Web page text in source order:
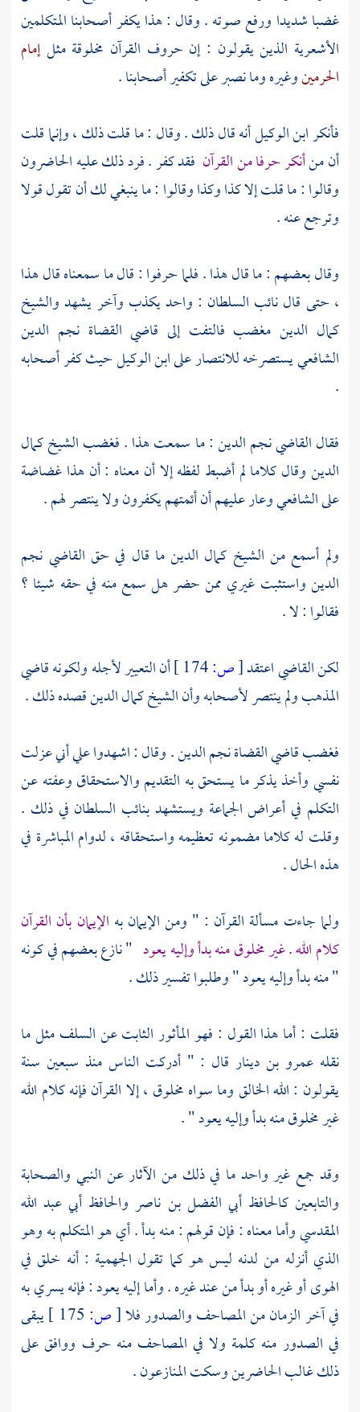
غضبا شديدا ورفع صوته . وقال : هذا يكفر أصحابنا المتكلمين
الأشعرية الذين يقولون : إن حروف القرآن مخلوقة مثلإمام
الحرمينوغيره وما نصبر على تكفير أصحابنا .
فأنكرابن الوكيلأنه قال ذلك . وقال : ما قلت ذلك ، وإنما قلت
أن منأنكر حرفا من القرآن فقد كفر . فرد ذلك عليه الحاضرون
وقالوا : ما قلت إلا كذا وكذا وقالوا : ما ينبغي لك أن تقول قولا
وترجع عنه .
وقال بعضهم : ما قال هذا . فلما حرفوا : قال ما سمعناه قال هذا
، حتى قال نائب السلطان : واحد يكذب وآخر يشهد والشيخ
كمال الدين مغضب فالتفت إلى قاضي القضاةنجم الدين
الشافعييستصرخه للانتصار علىابن الوكيلحيث كفر أصحابه
.
فقالالقاضي نجم الدين: ما سمعت هذا . فغضب الشيخكمال
الدينوقال كلاما لم أضبط لفظه إلا أن معناه : أن هذا غضاضة
علىالشافعيوعار عليهم أن أئمتهم يكفرون ولا ينتصر لهم .
ولم أسمع من الشيخ كمال الدينما قال في حق القاضي نجم
الدينواستثبت غيري ممن حضر هل سمع منه في حقه شيئا ؟
فقالوا : لا .
لكن القاضي اعتقد[ص:
أن التعيير لأجله ولكونه قاضي
المذهب ولم ينتصر لأصحابه وأن الشيخكمال الدينقصده ذلك .
فغضب قاضي القضاةنجم الدين. وقال : اشهدوا علي أني عزلت
نفسي وأخذ يذكر ما يستحق به التقديم والاستحقاق وعفته عن
التكلم في أعراض الجماعة ويستشهد بنائب السلطان في ذلك .
وقلت له كلاما مضمونه تعظيمه واستحقاقه ، لدوام المباشرة في
هذه الحال .
ولما جاءت مسألة القرآن : " ومن الإيمان به الإيمان بأن القرآن
كلام الله . غير مخلوق منه بدأ وإليه يعود " نازع بعضهم في كونه
" منه بدأ وإليه يعود " وطلبوا تفسير ذلك .
فقلت : أما هذا القول : فهو المأثور الثابت عنالسلفمثل ما
نقلهعمرو بن دينار قال : " أدركت الناس منذ سبعين سنة
يقولون : الله الخالق وما سواه مخلوق ، إلا القرآن فإنه كلام الله
غير مخلوق منه بدأ وإليه يعود " .
وقد جمع غير واحد ما في ذلك من الآثار عن النبي والصحابة
والتابعينكالحافظ أبي الفضل بن ناصر والحافظ أبي عبد الله
المقدسيوأما معناه : فإن قولهم : منه بدأ . أي هو المتكلم به وهو
الذي أنزله من لدنه ليس هو كما تقول الجهمية : أنه خلق في
الهوى أو غيره أو بدأ من عند غيره . وأما إليه يعود : فإنه يسري به
في آخر الزمان من المصاحف والصدور فلا[ص:
يبقى
في الصدور منه كلمة ولا في المصاحف منه حرف ووافق على
ذلك غالب الحاضرين وسكت المنازعون .